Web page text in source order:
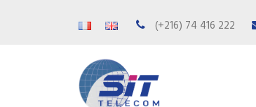
(+216) 74 416 222